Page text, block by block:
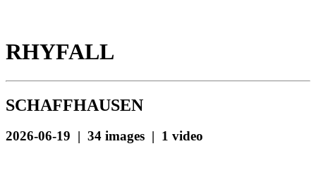
RHYFALL
SCHAFFHAUSEN
2026-06-19 | 34 images | 1 video